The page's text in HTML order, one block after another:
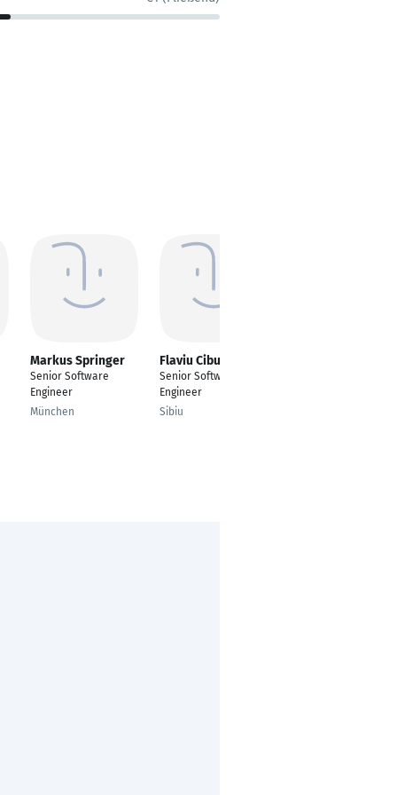
Markus Springer
Senior Software
Engineer
München
Flaviu Cibu
Senior Software
Engineer
Sibiu